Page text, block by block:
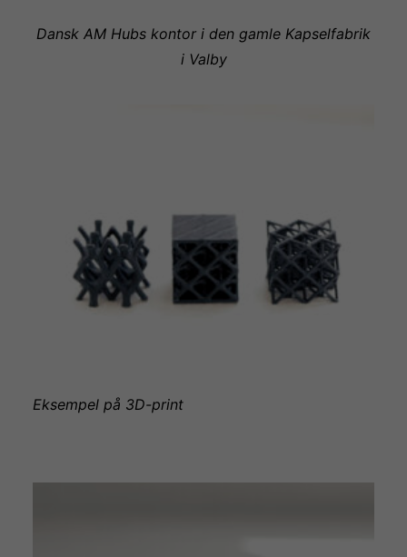
Dansk AM Hubs kontor i den gamle Kapselfabrik
i Valby
Eksempel på 3D-print